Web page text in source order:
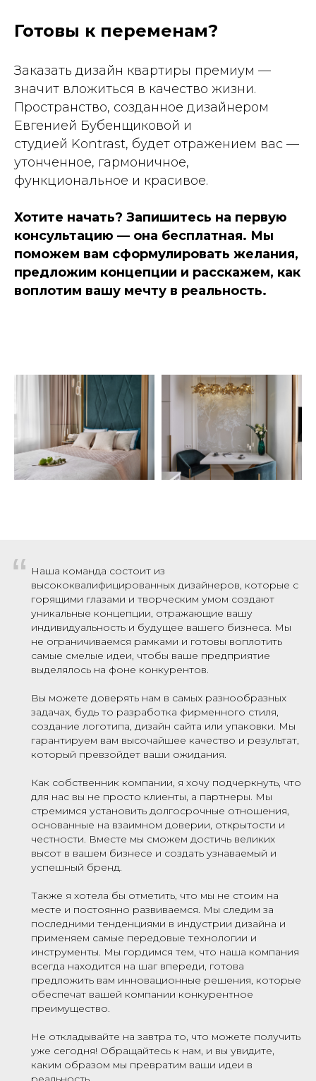
Готовы к переменам?
Заказать дизайн квартиры премиум —
значит вложиться в качество жизни.
Пространство, созданное дизайнером
Евгенией Бубенщиковой и
студией Kontrast, будет отражением вас —
утонченное, гармоничное,
функциональное и красивое.
Хотите начать? Запишитесь на первую
консультацию — она бесплатная. Мы
поможем вам сформулировать желания,
предложим концепции и расскажем, как
воплотим вашу мечту в реальность.
“ Наша команда состоит из
высококвалифицированных дизайнеров, которые с
горящими глазами и творческим умом создают
уникальные концепции, отражающие вашу
индивидуальность и будущее вашего бизнеса. Мы
не ограничиваемся рамками и готовы воплотить
самые смелые идеи, чтобы ваше предприятие
выделялось на фоне конкурентов.
Вы можете доверять нам в самых разнообразных
задачах, будь то разработка фирменного стиля,
создание логотипа, дизайн сайта или упаковки. Мы
гарантируем вам высочайшее качество и результат,
который превзойдет ваши ожидания.
Как собственник компании, я хочу подчеркнуть, что
для нас вы не просто клиенты, а партнеры. Мы
стремимся установить долгосрочные отношения,
основанные на взаимном доверии, открытости и
честности. Вместе мы сможем достичь великих
высот в вашем бизнесе и создать узнаваемый и
успешный бренд.
Также я хотела бы отметить, что мы не стоим на
месте и постоянно развиваемся. Мы следим за
последними тенденциями в индустрии дизайна и
применяем самые передовые технологии и
инструменты. Мы гордимся тем, что наша компания
всегда находится на шаг впереди, готова
предложить вам инновационные решения, которые
обеспечат вашей компании конкурентное
преимущество.
Не откладывайте на завтра то, что можете получить
уже сегодня! Обращайтесь к нам, и вы увидите,
каким образом мы превратим ваши идеи в